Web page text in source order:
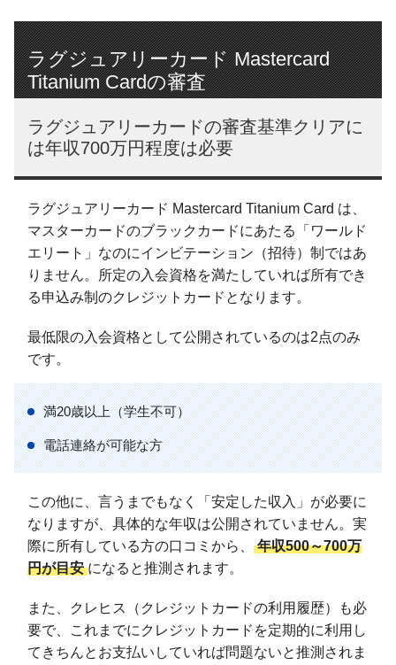
ラグジュアリーカード Mastercard
Titanium Cardの審査
ラグジュアリーカードの審査基準クリアに
は年収700万円程度は必要
ラグジュアリーカード Mastercard Titanium Card は、
マスターカードのブラックカードにあたる「ワールド
エリート」なのにインビテーション（招待）制ではあ
りません。所定の入会資格を満たしていれば所有でき
る申込み制のクレジットカードとなります。
最低限の入会資格として公開されているのは2点のみ
です。
満20歳以上（学生不可）
電話連絡が可能な方
この他に、言うまでもなく「安定した収入」が必要に
なりますが、具体的な年収は公開されていません。実
際に所有している方の口コミから、 年収500～700万
円が目安 になると推測されます。
また、クレヒス（クレジットカードの利用履歴）も必
要で、これまでにクレジットカードを定期的に利用し
てきちんとお支払いしていれば問題ないと推測されま